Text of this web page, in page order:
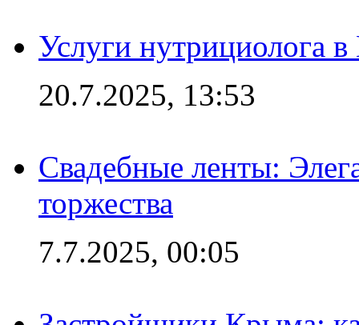
Услуги нутрициолога
20.7.2025, 13:53
Свадебные ленты:
торжества
7.7.2025, 00:05